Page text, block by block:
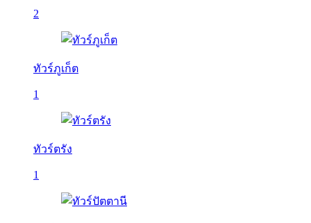
2
ทัวร์ภูเก็ต
1
ทัวร์ตรัง
1